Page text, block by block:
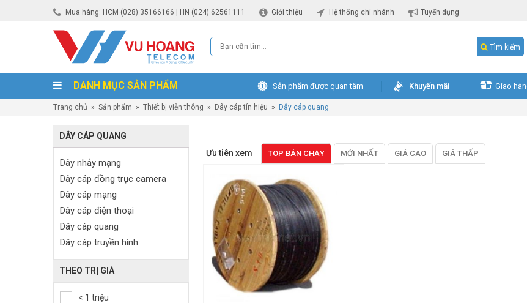
Mua hàng: HCM (028) 35166166 | HN (024) 62561111 Giới thiệu Hệ thống chi nhánh Tuyển dụng
Tìm kiếm
DANH MỤC SẢN PHẨM Sản phẩm được quan tâm Khuyến mãi Giao
Trang chủ » Sản phẩm » Thiết bị viễn thông » Dây cáp tín hiệu » Dây cáp quang
DÂY CÁP QUANG
Dây nhảy mạng
Dây cáp đồng trục camera
Dây cáp mạng
Dây cáp điện thoại
Dây cáp quang
Dây cáp truyền hình
THEO TRỊ GIÁ
< 1 triệu
Ưu tiên xem TOP BÁN CHẠY MỚI NHẤT GIÁ CAO GIÁ THẤP